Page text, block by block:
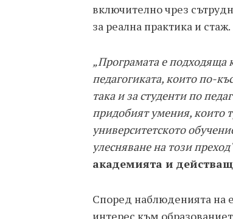
включително чрез
за реална практика и стаж.
„Програмата е подходяща
педагогиката, които по-
така и за студенти по
придобият умения, които
университетското
улесняване на този
академията и
Според наблюденията на
интерес към